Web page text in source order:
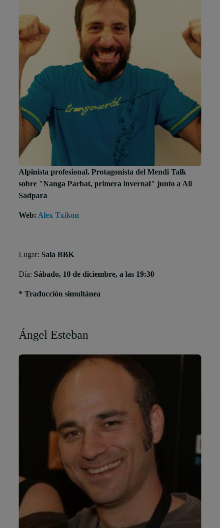
Alpinista profesional. Protagonista del Mendi Talk
sobre "Nanga Parbat, primera invernal" junto a Ali
Sadpara
Web: Alex Txikon
Lugar: Sala BBK
Día: Sábado, 10 de diciembre, a las 19:30
* Traducción simultánea
Ángel Esteban